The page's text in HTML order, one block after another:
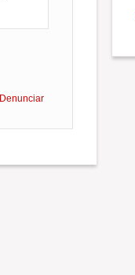
Denunciar